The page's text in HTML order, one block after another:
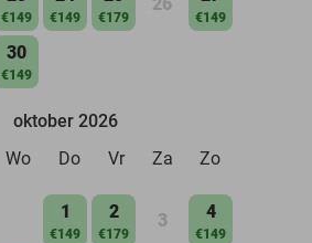
€149 €149 €179 €149
30
€149
oktober 2026
Wo Do Vr Za Zo
1
€149
2
€179
3 4
€149